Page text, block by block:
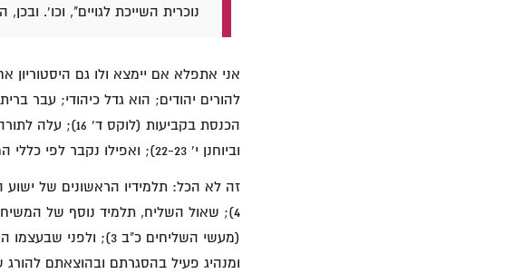
נוכרית השייכת לגויים", וכו'.
אני אתפלא אם יימצא ולו גם היסטוריון
וביוחנן י' 22-23); ואפילו נקבר לפי כללי המסורת היהודית (יוחנן י"ט 40).
4); שאול השליח, תלמיד נוסף של
(מעשי השליחים כ"ב
ומנהיג פעיל בהסגרתם ובהוצאתם להורג